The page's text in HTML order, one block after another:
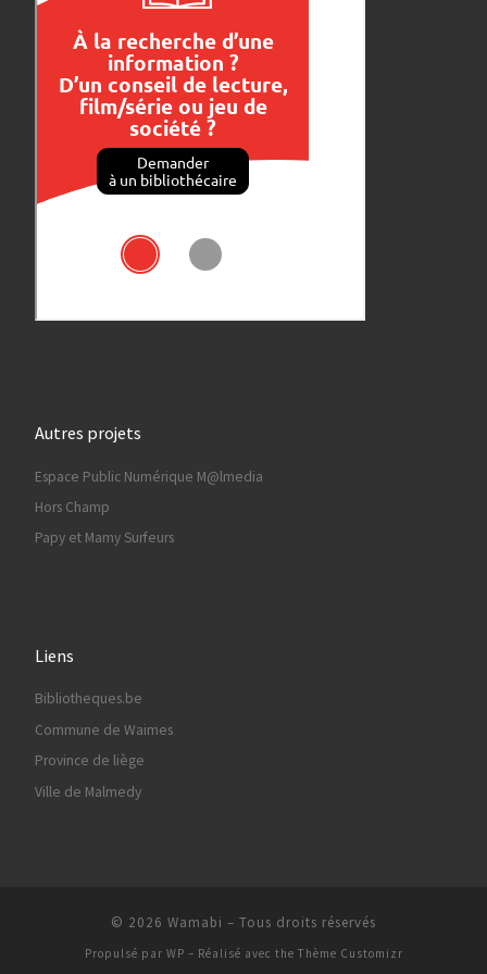
Autres projets
Espace Public Numérique M@lmedia
Hors Champ
Papy et Mamy Surfeurs
Liens
Bibliotheques.be
Commune de Waimes
Province de liège
Ville de Malmedy
© 2026 Wamabi – Tous droits réservés
Propulsé par WP – Réalisé avec the Thème Customizr